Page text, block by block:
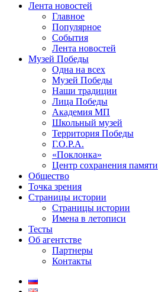
Лента новостей
Главное
Популярное
События
Лента новостей
Музей Победы
Одна на всех
Музей Победы
Наши традиции
Лица Победы
Академия МП
Школьный музей
Территория Победы
Г.О.Р.А.
«Поклонка»
Центр сохранения памяти
Общество
Точка зрения
Страницы истории
Страницы истории
Имена в летописи
Тесты
Об агентстве
Партнеры
Контакты